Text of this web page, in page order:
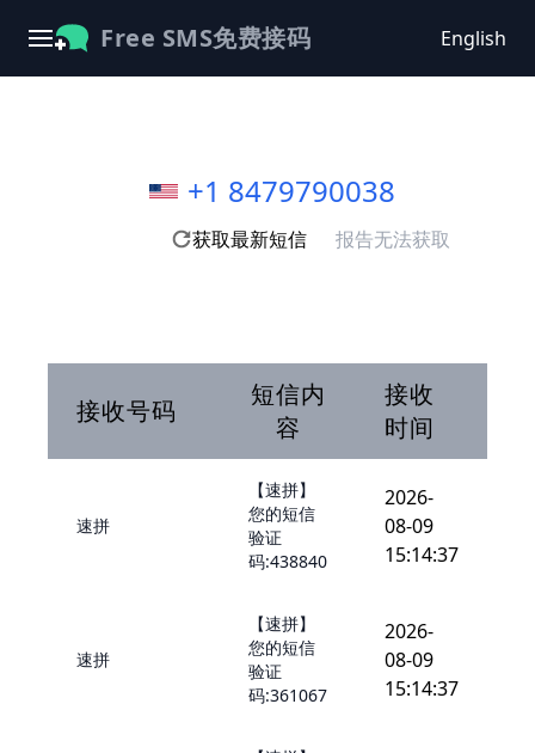
Free SMS免费接码 English
+1 8479790038
获取最新短信 报告无法获取
接收号码
短信内
容
接收
时间
速拼
【速拼】
您的短信
验证
码:438840
2026-
08-09
15:14:37
速拼
【速拼】
您的短信
验证
码:361067
2026-
08-09
15:14:37